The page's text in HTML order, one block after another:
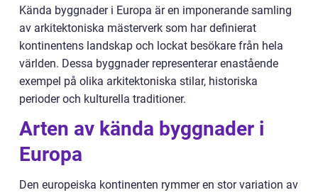
Kända byggnader i Europa är en imponerande samling
av arkitektoniska mästerverk som har definierat
kontinentens landskap och lockat besökare från hela
världen. Dessa byggnader representerar enastående
exempel på olika arkitektoniska stilar, historiska
perioder och kulturella traditioner.
Arten av kända byggnader i
Europa
Den europeiska kontinenten rymmer en stor variation av